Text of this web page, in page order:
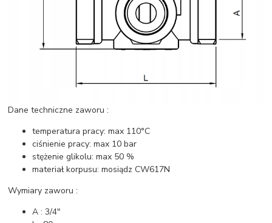
Dane techniczne zaworu :
temperatura pracy: max 110°C
ciśnienie pracy: max 10 bar
stężenie glikolu: max 50 %
materiał korpusu: mosiądz CW617N
Wymiary zaworu :
A : 3/4"